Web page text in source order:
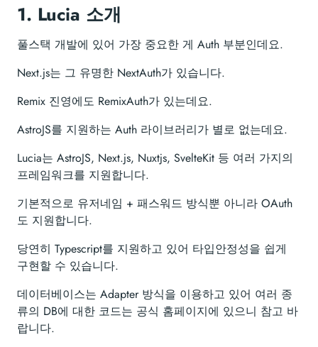
1. Lucia 소개
풀스택 개발에 있어 가장 중요한 게 Auth 부분인데요.
Next.js는 그 유명한 NextAuth가 있습니다.
Remix 진영에도 RemixAuth가 있는데요.
AstroJS를 지원하는 Auth 라이브러리가 별로 없는데요.
Lucia는 AstroJS, Next.js, Nuxtjs, SvelteKit 등 여러 가지의
프레임워크를 지원합니다.
기본적으로 유저네임 + 패스워드 방식뿐 아니라 OAuth
도 지원합니다.
당연히 Typescript를 지원하고 있어 타입안정성을 쉽게
구현할 수 있습니다.
데이터베이스는 Adapter 방식을 이용하고 있어 여러 종
류의 DB에 대한 코드는 공식 홈페이지에 있으니 참고 바
랍니다.